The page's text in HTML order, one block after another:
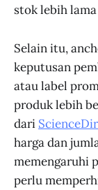
stok lebih
Selain itu,
keputusan
atau label
produk lebih
dari
harga dan
memengaruhi
perlu